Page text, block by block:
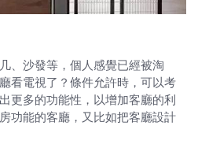
、沙發等，個人感覺已經被淘
看電視了？條件允許時，可以考
更多的功能性，以增加客廳的利
功能的客廳，又比如把客廳設計